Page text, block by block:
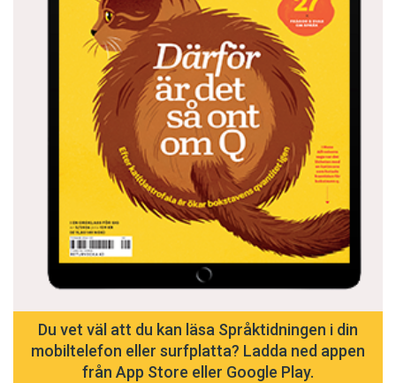
Du vet väl att du kan läsa Språktidningen i din
mobiltelefon eller surfplatta? Ladda ned appen
från App Store eller Google Play.